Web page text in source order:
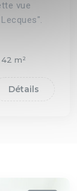
vue
42 m²
Détails